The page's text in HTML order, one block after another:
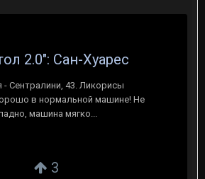
3
2.0": Сан-Хуарес
- Сентралини, 43. Ликорисы
в нормальной машине! Не
машина мягко...